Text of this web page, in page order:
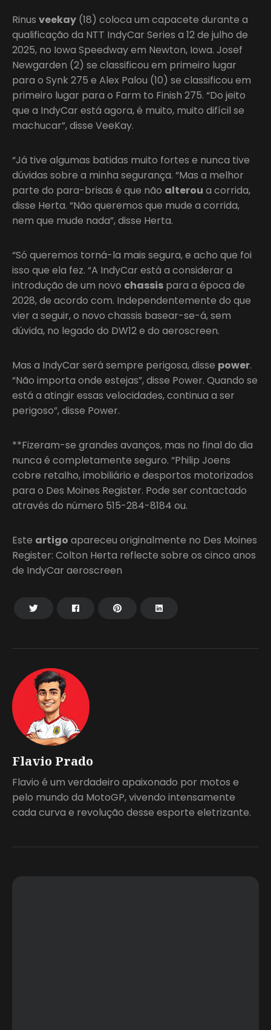
Flavio Prado
Flavio é um verdadeiro apaixonado por motos e
pelo mundo da MotoGP, vivendo intensamente
cada curva e revolução desse esporte eletrizante.
Rinus veekay (18) coloca um capacete durante a
qualificação da NTT IndyCar Series a 12 de julho de
2025, no Iowa Speedway em Newton, Iowa. Josef
Newgarden (2) se classificou em primeiro lugar
para o Synk 275 e Alex Palou (10) se classificou em
primeiro lugar para o Farm to Finish 275. “Do jeito
que a IndyCar está agora, é muito, muito difícil se
machucar”, disse VeeKay.
“Já tive algumas batidas muito fortes e nunca tive
dúvidas sobre a minha segurança. “Mas a melhor
parte do para-brisas é que não alterou a corrida,
disse Herta. “Não queremos que mude a corrida,
nem que mude nada”, disse Herta.
“Só queremos torná-la mais segura, e acho que foi
isso que ela fez. “A IndyCar está a considerar a
introdução de um novo chassis para a época de
2028, de acordo com. Independentemente do que
vier a seguir, o novo chassis basear-se-á, sem
dúvida, no legado do DW12 e do aeroscreen.
Mas a IndyCar será sempre perigosa, disse power.
“Não importa onde estejas”, disse Power. Quando se
está a atingir essas velocidades, continua a ser
perigoso”, disse Power.
**Fizeram-se grandes avanços, mas no final do dia
nunca é completamente seguro. “Philip Joens
cobre retalho, imobiliário e desportos motorizados
para o Des Moines Register. Pode ser contactado
através do número 515-284-8184 ou.
Este artigo apareceu originalmente no Des Moines
Register: Colton Herta reflecte sobre os cinco anos
de IndyCar aeroscreen